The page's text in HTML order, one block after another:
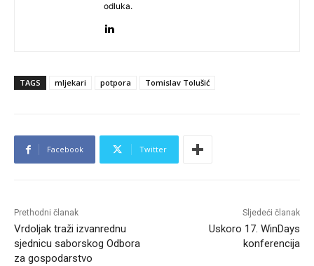
odluka.
TAGS mljekari potpora Tomislav Tolušić
Facebook Twitter
Prethodni članak
Vrdoljak traži izvanrednu
sjednicu saborskog Odbora
za gospodarstvo
Sljedeći članak
Uskoro 17. WinDays
konferencija